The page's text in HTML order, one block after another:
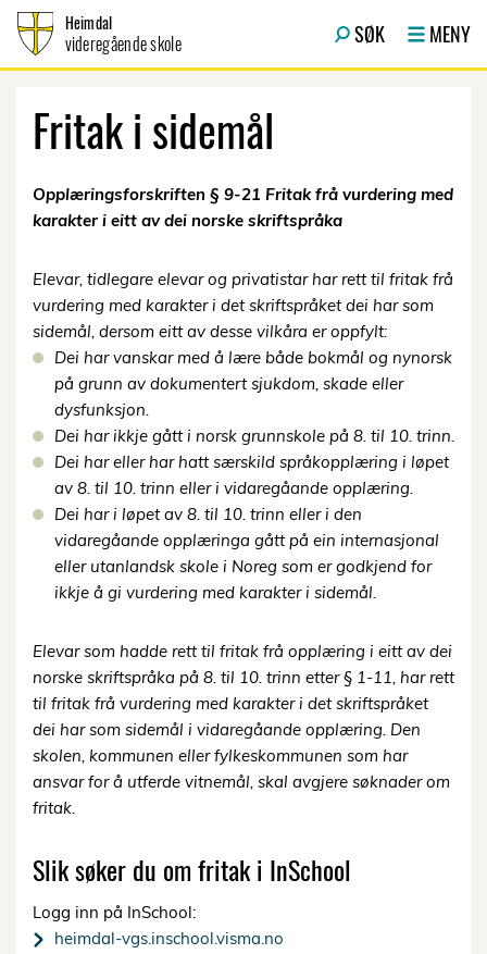
Heimdal
videregående skole SØK MENY
Fritak i sidemål
Opplæringsforskriften § 9-21 Fritak frå vurdering med
karakter i eitt av dei norske skriftspråka
Elevar, tidlegare elevar og privatistar har rett til fritak frå
vurdering med karakter i det skriftspråket dei har som
sidemål, dersom eitt av desse vilkåra er oppfylt:
Dei har vanskar med å lære både bokmål og nynorsk
på grunn av dokumentert sjukdom, skade eller
dysfunksjon.
Dei har ikkje gått i norsk grunnskole på 8. til 10. trinn.
Dei har eller har hatt særskild språkopplæring i løpet
av 8. til 10. trinn eller i vidaregåande opplæring.
Dei har i løpet av 8. til 10. trinn eller i den
vidaregåande opplæringa gått på ein internasjonal
eller utanlandsk skole i Noreg som er godkjend for
ikkje å gi vurdering med karakter i sidemål.
Elevar som hadde rett til fritak frå opplæring i eitt av dei
norske skriftspråka på 8. til 10. trinn etter § 1-11, har rett
til fritak frå vurdering med karakter i det skriftspråket
dei har som sidemål i vidaregåande opplæring. Den
skolen, kommunen eller fylkeskommunen som har
ansvar for å utferde vitnemål, skal avgjere søknader om
fritak.
Slik søker du om fritak i InSchool
Logg inn på InSchool:
heimdal-vgs.inschool.visma.no